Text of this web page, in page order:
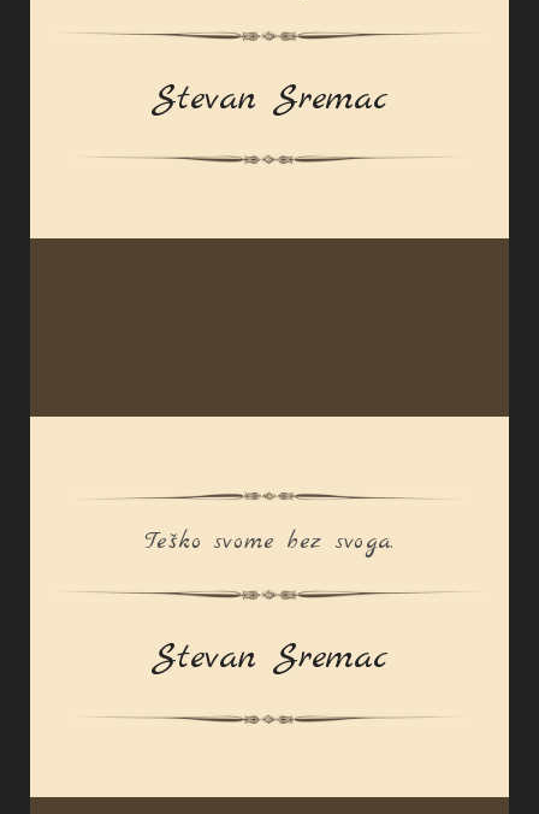
Stevan Sremac
Teško svome bez svoga.
Stevan Sremac